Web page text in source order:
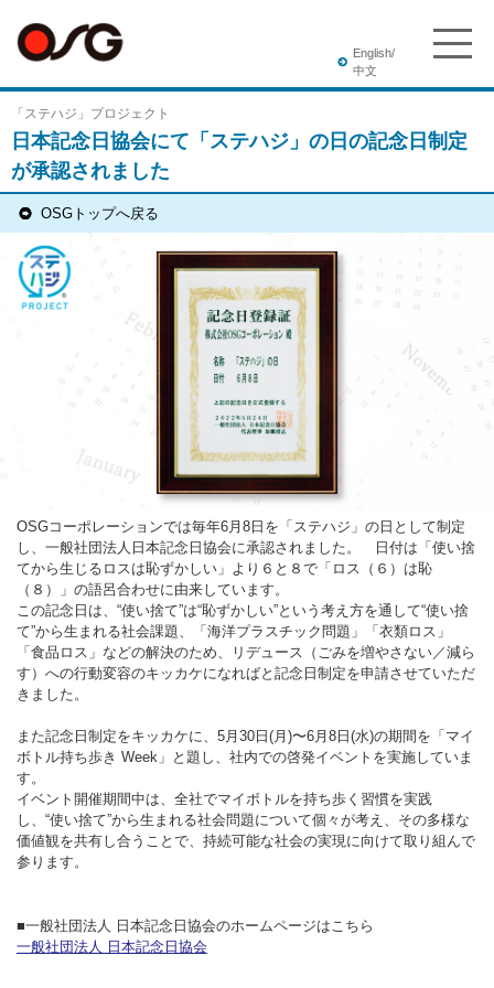
English/
中文
「ステハジ」プロジェクト
日本記念日協会にて「ステハジ」の日の記念日制定
が承認されました
OSGトップへ戻る
OSGコーポレーションでは毎年6月8日を「ステハジ」の日として制定
し、一般社団法人日本記念日協会に承認されました。 日付は「使い捨
てから生じるロスは恥ずかしい」より６と８で「ロス（６）は恥
（８）」の語呂合わせに由来しています。
この記念日は、“使い捨て”は“恥ずかしい”という考え方を通して“使い捨
て”から生まれる社会課題、「海洋プラスチック問題」「衣類ロス」
「食品ロス」などの解決のため、リデュース（ごみを増やさない／減ら
す）への行動変容のキッカケになればと記念日制定を申請させていただ
きました。
また記念日制定をキッカケに、5月30日(月)〜6月8日(水)の期間を「マイ
ボトル持ち歩き Week」と題し、社内での啓発イベントを実施していま
す。
イベント開催期間中は、全社でマイボトルを持ち歩く習慣を実践
し、“使い捨て”から生まれる社会問題について個々が考え、その多様な
価値観を共有し合うことで、持続可能な社会の実現に向けて取り組んで
参ります。
■一般社団法人 日本記念日協会のホームページはこちら
一般社団法人 日本記念日協会